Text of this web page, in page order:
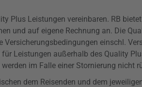
Plus Leistungen vereinbaren. RB
und auf eigene Rechnung an. Die
einschl.
Leistungen außerhalb des Quality
im Falle einer Stornierung nicht
dem Reisenden und dem